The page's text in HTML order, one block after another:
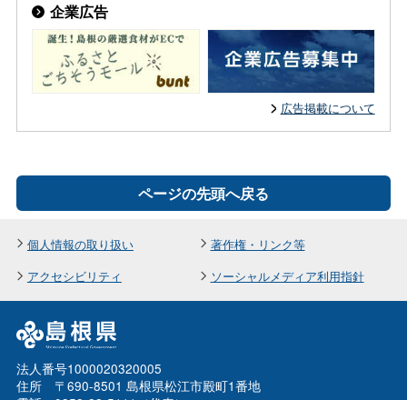
企業広告
広告掲載について
ページの先頭へ戻る
個人情報の取り扱い
著作権・リンク等
アクセシビリティ
ソーシャルメディア利用指針
法人番号1000020320005
住所 〒690-8501 島根県松江市殿町1番地